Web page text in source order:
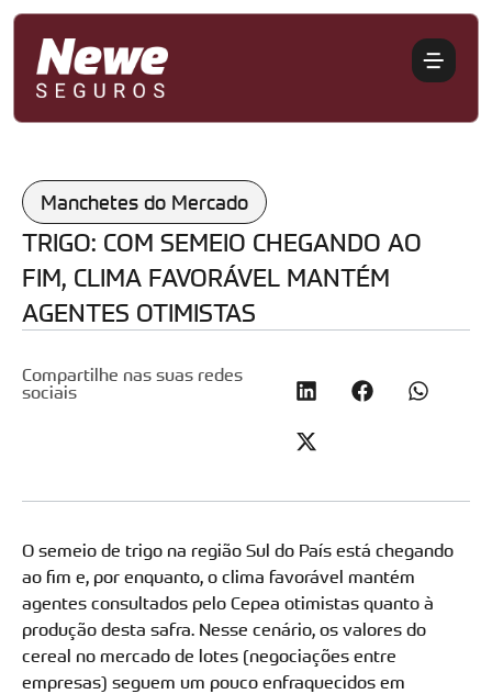
Manchetes do Mercado
TRIGO: COM SEMEIO CHEGANDO AO
FIM, CLIMA FAVORÁVEL MANTÉM
AGENTES OTIMISTAS
Compartilhe nas suas redes
sociais
O semeio de trigo na região Sul do País está chegando
ao fim e, por enquanto, o clima favorável mantém
agentes consultados pelo Cepea otimistas quanto à
produção desta safra. Nesse cenário, os valores do
cereal no mercado de lotes (negociações entre
empresas) seguem um pouco enfraquecidos em